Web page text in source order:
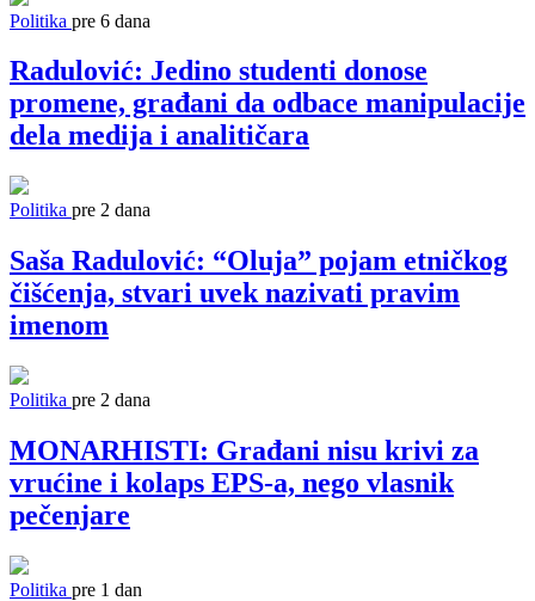
Politika pre 6 dana
Radulović: Jedino studenti donose
promene, građani da odbace manipulacije
dela medija i analitičara
Politika pre 2 dana
Saša Radulović: “Oluja” pojam etničkog
čišćenja, stvari uvek nazivati pravim
imenom
Politika pre 2 dana
MONARHISTI: Građani nisu krivi za
vrućine i kolaps EPS-a, nego vlasnik
pečenjare
Politika pre 1 dan